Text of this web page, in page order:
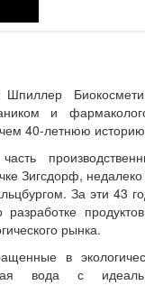
Шпиллер
и
40-летнюю
Зигсдорф, недалеко
За эти 43
рынка.
в
вода с